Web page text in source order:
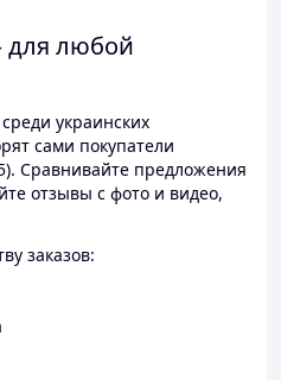
любой
украинских
сами покупатели
Сравнивайте предложения
отзывы с фото и видео,
заказов: